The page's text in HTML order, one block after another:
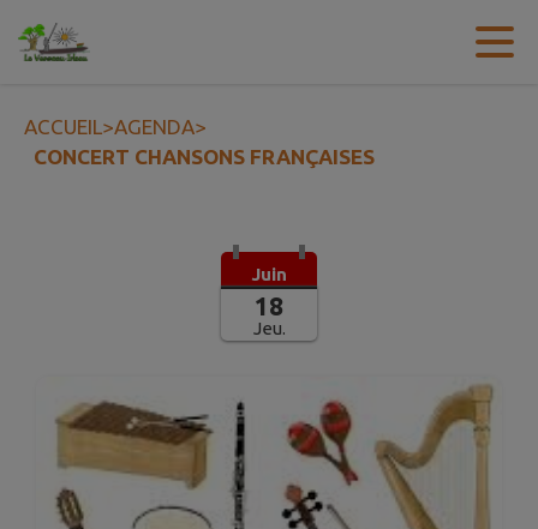
Contenu
ACCUEIL>AGENDA>
CONCERT CHANSONS FRANÇAISES
Juin
18
Jeu.